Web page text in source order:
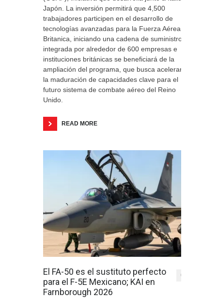
Japón. La inversión permitirá que 4,500
trabajadores participen en el desarrollo de
tecnologías avanzadas para la Fuerza Aérea
Britanica, iniciando una cadena de suministro
integrada por alrededor de 600 empresas e
instituciones británicas se beneficiará de la
ampliación del programa, que busca acelerar
la maduración de capacidades clave para el
futuro sistema de combate aéreo del Reino
Unido.
READ MORE
El FA-50 es el sustituto perfecto
para el F-5E Mexicano; KAI en
Farnborough 2026
0